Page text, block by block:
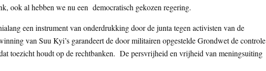
ook al hebben we nu een democratisch gekozen regering.
een instrument van onderdrukking door de junta tegen activisten van de
van Suu Kyi’s garandeert de door militairen opgestelde Grondwet de controle
toezicht houdt op de rechtbanken. De persvrijheid en vrijheid van meningsuiting